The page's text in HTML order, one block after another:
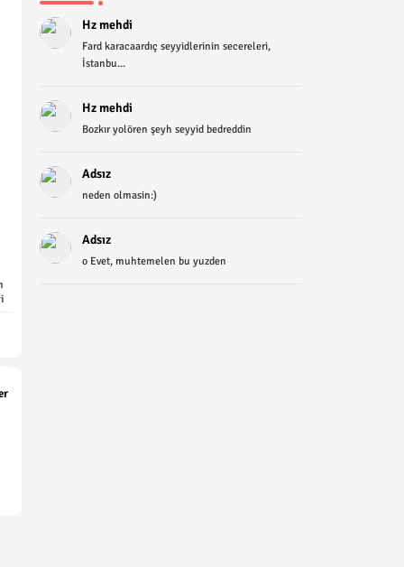
Hz mehdi
Fard karacaardıç seyyidlerinin secereleri,
İstanbu...
Hz mehdi
Bozkır yolören şeyh seyyid bedreddin
Adsız
neden olmasin:)
Adsız
o Evet, muhtemelen bu yuzden